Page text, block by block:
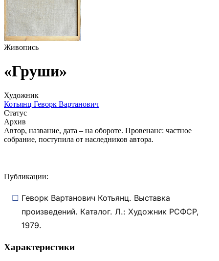
Живопись
«Груши»
Художник
Котьянц Геворк Вартанович
Статус
Архив
Автор, название, дата – на обороте. Провенанс: частное
собрание, поступила от наследников автора.
Публикации:
Геворк Вартанович Котьянц. Выставка
произведений. Каталог. Л.: Художник РСФСР,
1979.
Характеристики